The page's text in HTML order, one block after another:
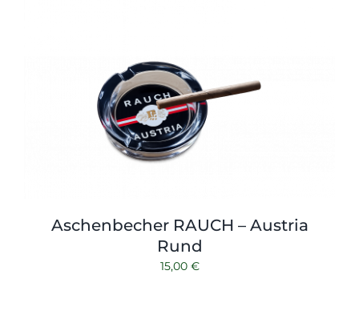
Aschenbecher RAUCH – Austria
Rund
15,00 €